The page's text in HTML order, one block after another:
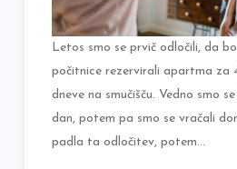
Letos smo se prvič odločili, da
počitnice rezervirali apartma za
dneve na smučišču. Vedno smo
dan, potem pa smo se vračali
padla ta odločitev, potem…